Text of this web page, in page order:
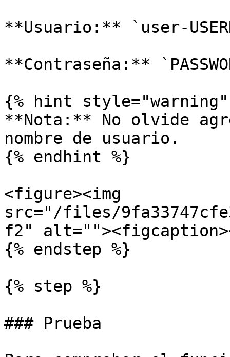
**Usuario:** `user-
**Contraseña:**
{% hint style="warning"
**Nota:** No olvide
nombre de usuario.
{% endhint %}
<figure><img
src="/files/
f2"
{% endstep %}
{% step %}
### Prueba